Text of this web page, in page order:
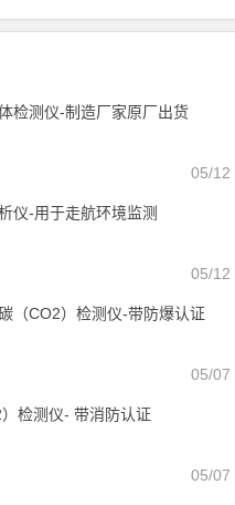
检测仪-制造厂家原厂出货
05/12
仪-用于走航环境监测
05/12
（CO2）检测仪-带防爆认证
05/07
检测仪- 带消防认证
05/07